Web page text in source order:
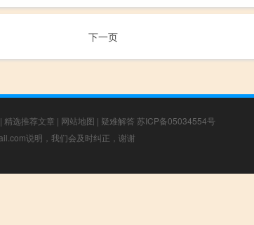
下一页
| 精选推荐文章 | 网站地图 | 疑难解答 苏ICP备05034554号
说明，我们会及时纠正，谢谢